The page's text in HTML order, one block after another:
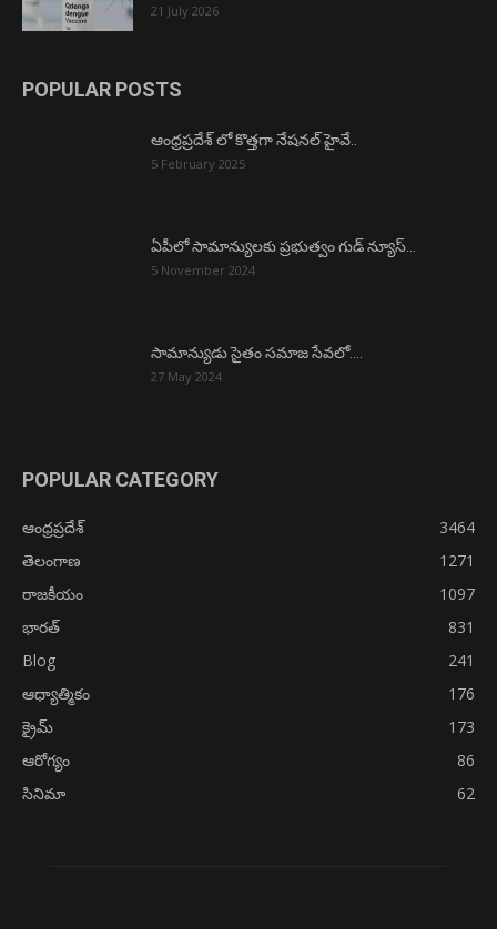
21 July 2026
POPULAR POSTS
ఆంధ్రప్రదేశ్ లో కొత్తగా నేషనల్ హైవే..
5 February 2025
ఏపీలో సామాన్యులకు ప్రభుత్వం గుడ్ న్యూస్…
5 November 2024
సామాన్యుడు సైతం సమాజ సేవలో….
27 May 2024
POPULAR CATEGORY
ఆంధ్రప్రదేశ్
3464
తెలంగాణ
1271
రాజకీయం
1097
భారత్
831
Blog
241
ఆధ్యాత్మికం
176
క్రైమ్
173
ఆరోగ్యం
86
సినిమా
62